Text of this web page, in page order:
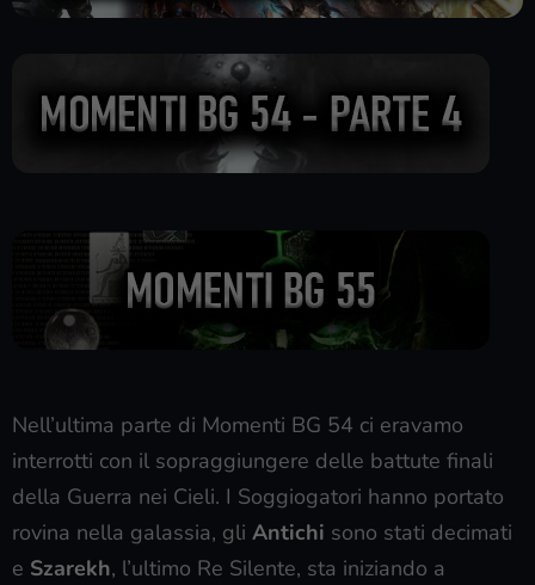
Nell’ultima parte di Momenti BG 54 ci eravamo
interrotti con il sopraggiungere delle battute finali
della Guerra nei Cieli. I Soggiogatori hanno portato
rovina nella galassia, gli Antichi sono stati decimati
e Szarekh, l’ultimo Re Silente, sta iniziando a